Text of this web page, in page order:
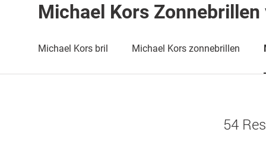
Michael Kors Zonnebrillen
Michael Kors bril Michael Kors zonnebrillen
54